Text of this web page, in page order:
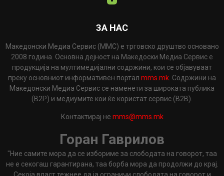
ЗА НАС
Македонски Медиа Сервис (ММС) е трговско друштво основано
2008 година. Основна дејност на Македоски Медиа Сервис е
продукција на мултимедијални содржини, кои се објавуваат
преку основниот информативен портал mms.mk . Содржини на
Македонски Медиа Сервис се наменети за широката публика
(B2P) и медиумите кои ќе користат сервис (B2B).
Контактирај не mms@mms.mk
Горан Гаврилов
"Ние самите мора да се избориме за слободата на говорот, таа
не е секогаш гарантирана, таа борба мора да продолжи до крај.
Секоја власт тежнее да ја ограничи слободата на говорот и